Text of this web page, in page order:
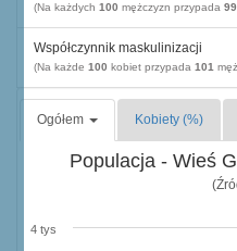
(Na każdych 100 mężczyzn przypada 99
Współczynnik maskulinizacji
(Na każde 100 kobiet przypada 101
Ogółem Kobiety (%)
Populacja - Wieś
4 tys